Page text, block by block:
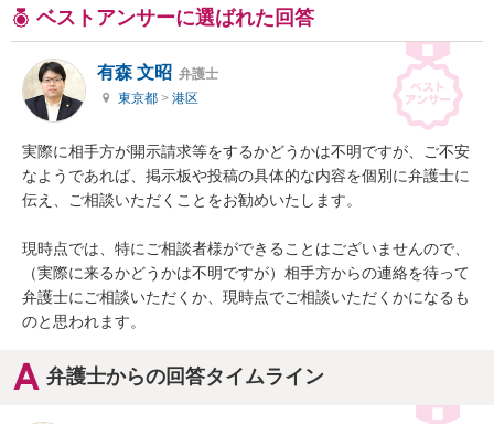
ベストアンサーに選ばれた回答
有森 文昭 弁護士
東京都 > 港区
実際に相手方が開示請求等をするかどうかは不明ですが、ご不安
なようであれば、掲示板や投稿の具体的な内容を個別に弁護士に
伝え、ご相談いただくことをお勧めいたします。
現時点では、特にご相談者様ができることはございませんので、
（実際に来るかどうかは不明ですが）相手方からの連絡を待って
弁護士にご相談いただくか、現時点でご相談いただくかになるも
のと思われます。
弁護士からの回答タイムライン